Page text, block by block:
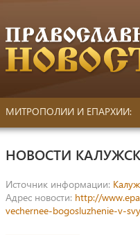
МИТРОПОЛИИ И ЕПАРХИИ:
НОВОСТИ
Источник информации:
Адрес новости: http://
vechernee-bogosluzhenie-v-